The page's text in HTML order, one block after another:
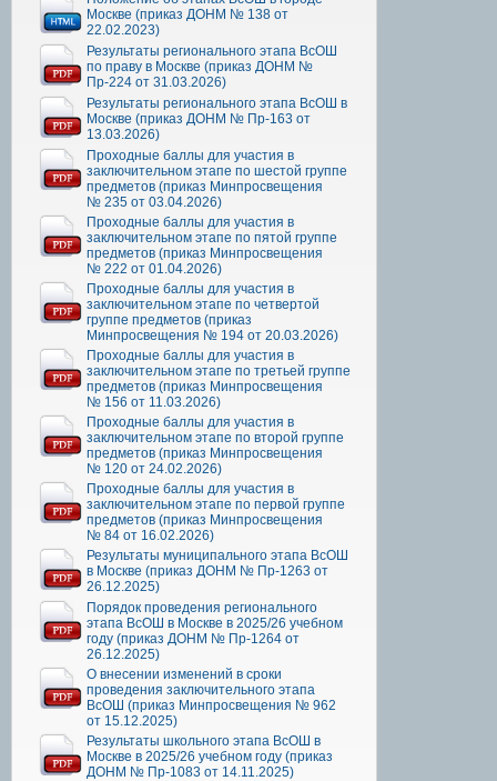
Москве (приказ ДОНМ № 138 от
22.02.2023)
Результаты регионального этапа ВсОШ
по праву в Москве (приказ ДОНМ №
Пр-224 от 31.03.2026)
Результаты регионального этапа ВсОШ в
Москве (приказ ДОНМ № Пр-163 от
13.03.2026)
Проходные баллы для участия в
заключительном этапе по шестой группе
предметов (приказ Минпросвещения
№ 235 от 03.04.2026)
Проходные баллы для участия в
заключительном этапе по пятой группе
предметов (приказ Минпросвещения
№ 222 от 01.04.2026)
Проходные баллы для участия в
заключительном этапе по четвертой
группе предметов (приказ
Минпросвещения № 194 от 20.03.2026)
Проходные баллы для участия в
заключительном этапе по третьей группе
предметов (приказ Минпросвещения
№ 156 от 11.03.2026)
Проходные баллы для участия в
заключительном этапе по второй группе
предметов (приказ Минпросвещения
№ 120 от 24.02.2026)
Проходные баллы для участия в
заключительном этапе по первой группе
предметов (приказ Минпросвещения
№ 84 от 16.02.2026)
Результаты муниципального этапа ВсОШ
в Москве (приказ ДОНМ № Пр-1263 от
26.12.2025)
Порядок проведения регионального
этапа ВсОШ в Москве в 2025/26 учебном
году (приказ ДОНМ № Пр-1264 от
26.12.2025)
О внесении изменений в сроки
проведения заключительного этапа
ВсОШ (приказ Минпросвещения № 962
от 15.12.2025)
Результаты школьного этапа ВсОШ в
Москве в 2025/26 учебном году (приказ
ДОНМ № Пр-1083 от 14.11.2025)